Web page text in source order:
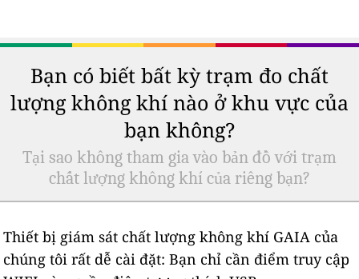
Bạn có biết bất kỳ trạm đo chất
lượng không khí nào ở khu vực của
bạn không?
Tại sao không tham gia vào bản đồ với trạm
chất lượng không khí của riêng bạn?
Thiết bị giám sát chất lượng không khí GAIA của
chúng tôi rất dễ cài đặt: Bạn chỉ cần điểm truy cập